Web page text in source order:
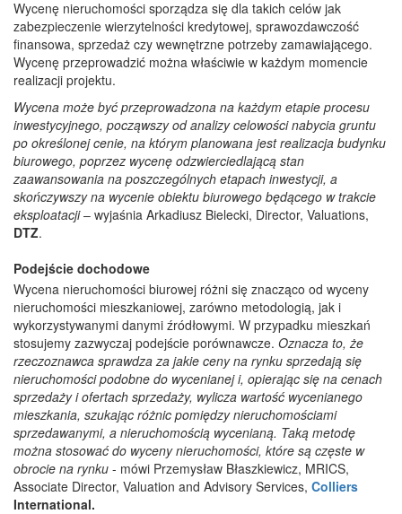
Wycenę nieruchomości sporządza się dla takich celów jak
zabezpieczenie wierzytelności kredytowej, sprawozdawczość
finansowa, sprzedaż czy wewnętrzne potrzeby zamawiającego.
Wycenę przeprowadzić można właściwie w każdym momencie
realizacji projektu.
Wycena może być przeprowadzona na każdym etapie procesu
inwestycyjnego, począwszy od analizy celowości nabycia gruntu
po określonej cenie, na którym planowana jest realizacja budynku
biurowego, poprzez wycenę odzwierciedlającą stan
zaawansowania na poszczególnych etapach inwestycji, a
skończywszy na wycenie obiektu biurowego będącego w trakcie
eksploatacji– wyjaśnia Arkadiusz Bielecki, Director, Valuations,
DTZ.
Podejście dochodowe
Wycena nieruchomości biurowej różni się znacząco od wyceny
nieruchomości mieszkaniowej, zarówno metodologią, jak i
wykorzystywanymi danymi źródłowymi. W przypadku mieszkań
stosujemy zazwyczaj podejście porównawcze. Oznacza to, że
rzeczoznawca sprawdza za jakie ceny na rynku sprzedają się
nieruchomości podobne do wycenianej i, opierając się na cenach
sprzedaży i ofertach sprzedaży, wylicza wartość wycenianego
mieszkania, szukając różnic pomiędzy nieruchomościami
sprzedawanymi, a nieruchomością wycenianą. Taką metodę
można stosować do wyceny nieruchomości, które są częste w
obrocie na rynku - mówi Przemysław Błaszkiewicz, MRICS,
Associate Director, Valuation and Advisory Services, Colliers
International.